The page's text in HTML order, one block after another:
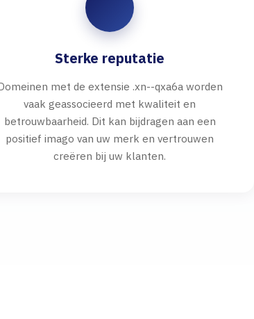
Sterke reputatie
met de extensie .xn--qxa6a worden
vaak geassocieerd met kwaliteit en
betrouwbaarheid. Dit kan bijdragen aan een
positief imago van uw merk en vertrouwen
creëren bij uw klanten.